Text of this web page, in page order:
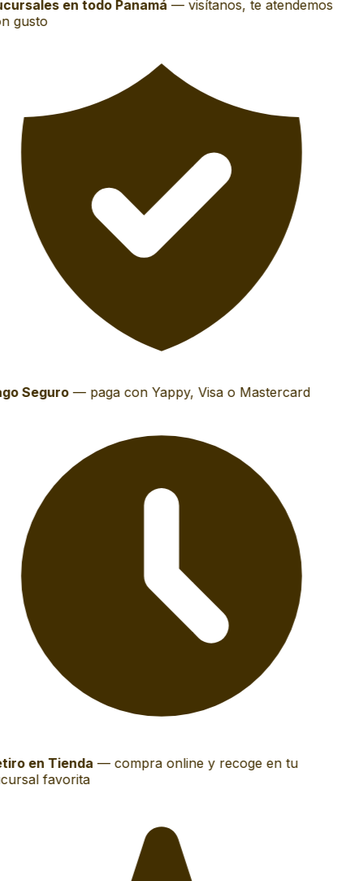
en todo Panamá— visítanos, te atendemos
gusto
Seguro— paga con Yappy, Visa o Mastercard
en Tienda— compra online y recoge en tu
favorita